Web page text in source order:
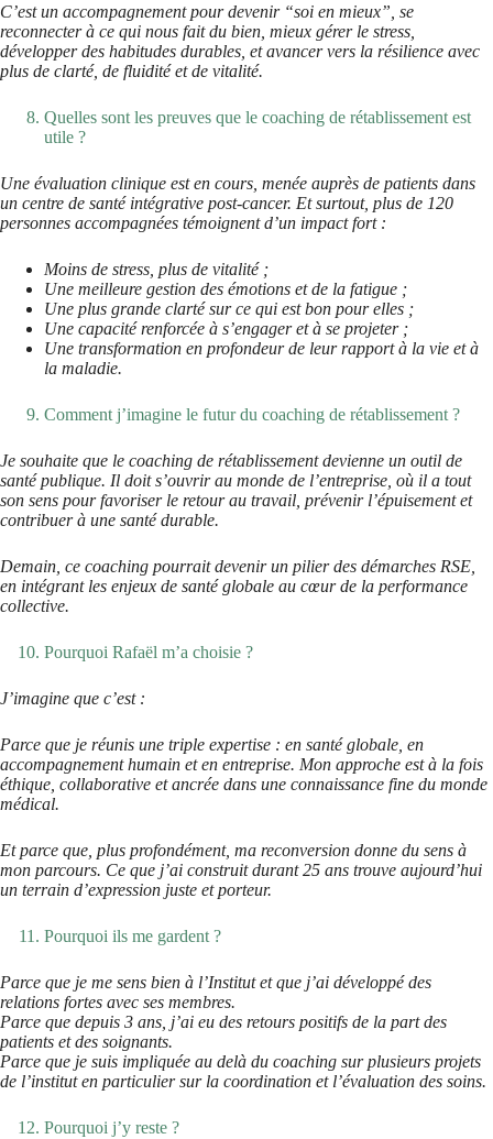
C’est un accompagnement pour devenir “soi en mieux”, se
reconnecter à ce qui nous fait du bien, mieux gérer le stress,
développer des habitudes durables, et avancer vers la résilience avec
plus de clarté, de fluidité et de vitalité.
Quelles sont les preuves que le coaching de rétablissement est
utile ?
Une évaluation clinique est en cours, menée auprès de patients dans
un centre de santé intégrative post-cancer. Et surtout, plus de 120
personnes accompagnées témoignent d’un impact fort :
Moins de stress, plus de vitalité ;
Une meilleure gestion des émotions et de la fatigue ;
Une plus grande clarté sur ce qui est bon pour elles ;
Une capacité renforcée à s’engager et à se projeter ;
Une transformation en profondeur de leur rapport à la vie et à
la maladie.
Comment j’imagine le futur du coaching de rétablissement ?
Je souhaite que le coaching de rétablissement devienne un outil de
santé publique. Il doit s’ouvrir au monde de l’entreprise, où il a tout
son sens pour favoriser le retour au travail, prévenir l’épuisement et
contribuer à une santé durable.
Demain, ce coaching pourrait devenir un pilier des démarches RSE,
en intégrant les enjeux de santé globale au cœur de la performance
collective.
Pourquoi Rafaël m’a choisie ?
J’imagine que c’est :
Parce que je réunis une triple expertise : en santé globale, en
accompagnement humain et en entreprise. Mon approche est à la fois
éthique, collaborative et ancrée dans une connaissance fine du monde
médical.
Et parce que, plus profondément, ma reconversion donne du sens à
mon parcours. Ce que j’ai construit durant 25 ans trouve aujourd’hui
un terrain d’expression juste et porteur.
Pourquoi ils me gardent ?
Parce que je me sens bien à l’Institut et que j’ai développé des
relations fortes avec ses membres.
Parce que depuis 3 ans, j’ai eu des retours positifs de la part des
patients et des soignants.
Parce que je suis impliquée au delà du coaching sur plusieurs projets
de l’institut en particulier sur la coordination et l’évaluation des soins.
Pourquoi j’y reste ?